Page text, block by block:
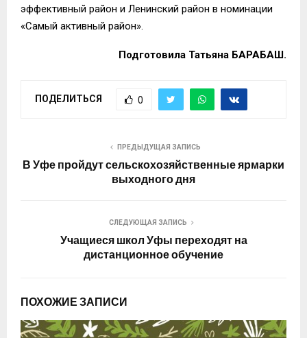
эффективный район и Ленинский район в номинации
«Самый активный район».
Подготовила Татьяна БАРАБАШ.
ПОДЕЛИТЬСЯ 0
ПРЕДЫДУЩАЯ ЗАПИСЬ
В Уфе пройдут сельскохозяйственные ярмарки
выходного дня
СЛЕДУЮЩАЯ ЗАПИСЬ
Учащиеся школ Уфы переходят на
дистанционное обучение
ПОХОЖИЕ ЗАПИСИ